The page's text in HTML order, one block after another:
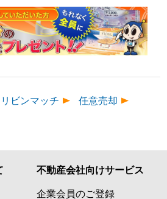
ビンマッチ
任意売却
不動産会社向けサービス
企業会員のご登録